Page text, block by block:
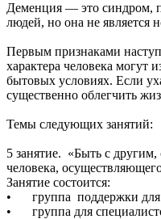
Деменция — это синдром,
людей, но она не является
Первым признаками
характера человека могут
бытовых условиях. Если
существенно облегчить
Темы следующих занятий:
5 занятие. «Быть с другим,
человека,
Занятие состоится:
•
группа поддержки
•
группа для